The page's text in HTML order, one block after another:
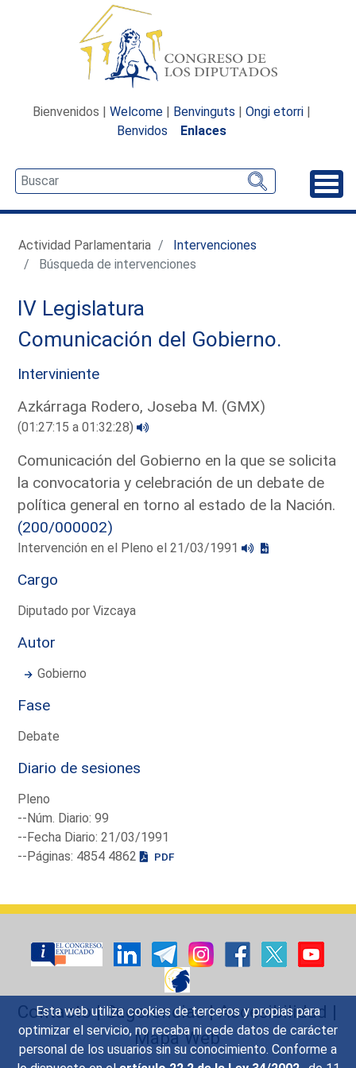
Esta web utiliza cookies de terceros y propias para
optimizar el servicio, no recaba ni cede datos de carácter
personal de los usuarios sin su conocimiento. Conforme a
Bienvenidos | Welcome | Benvinguts | Ongi etorri |
Benvidos
Enlaces
Actividad Parlamentaria
Intervenciones
Búsqueda de intervenciones
IV Legislatura
Comunicación del Gobierno.
Interviniente
Azkárraga Rodero, Joseba M. (GMX)
(01:27:15 a 01:32:28)
Comunicación del Gobierno en la que se solicita
la convocatoria y celebración de un debate de
política general en torno al estado de la Nación.
(200/000002)
Intervención en el Pleno el 21/03/1991
Cargo
Diputado por Vizcaya
Autor
Gobierno
Fase
Debate
Diario de sesiones
Pleno
--Núm. Diario: 99
--Fecha Diario: 21/03/1991
--Páginas: 4854 4862
PDF
Contacto|Sugerencias|Accesibilidad |
Mapa Web